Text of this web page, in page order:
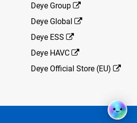
Deye Group
Deye Global
Deye ESS
Deye HAVC
Deye Official Store (EU)